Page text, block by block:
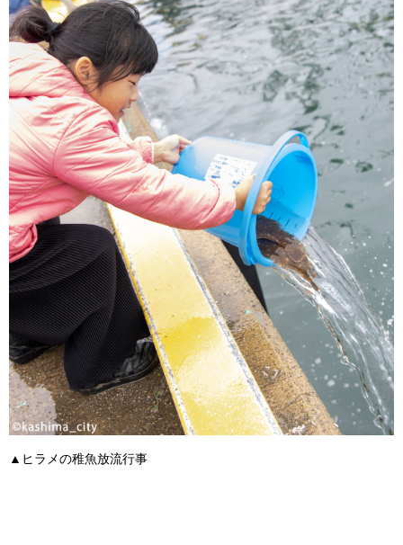
▲ヒラメの稚魚放流行事